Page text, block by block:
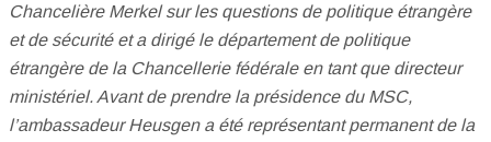
Chancelière Merkel sur les questions de politique étrangère
et de sécurité et a dirigé le département de politique
étrangère de la Chancellerie fédérale en tant que directeur
ministériel. Avant de prendre la présidence du MSC,
l’ambassadeur Heusgen a été représentant permanent de la